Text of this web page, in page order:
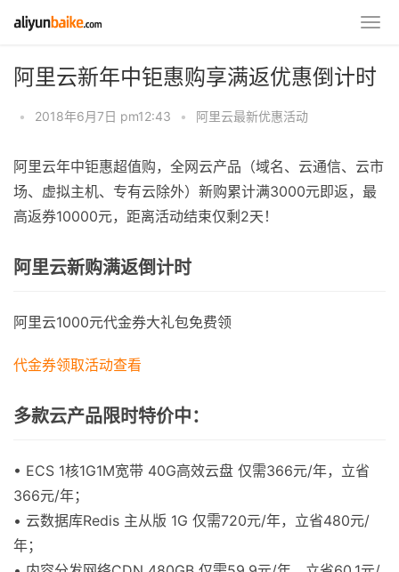
阿里云新年中钜惠购享满返优惠倒计时
• 2018年6月7日 pm12:43 • 阿里云最新优惠活动
阿里云年中钜惠超值购，全网云产品（域名、云通信、云市
场、虚拟主机、专有云除外）新购累计满3000元即返，最
高返券10000元，距离活动结束仅剩2天！
阿里云新购满返倒计时
阿里云1000元代金券大礼包免费领
代金券领取活动查看
多款云产品限时特价中：
• ECS 1核1G1M宽带 40G高效云盘 仅需366元/年，立省
366元/年；
• 云数据库Redis 主从版 1G 仅需720元/年，立省480元/
年；